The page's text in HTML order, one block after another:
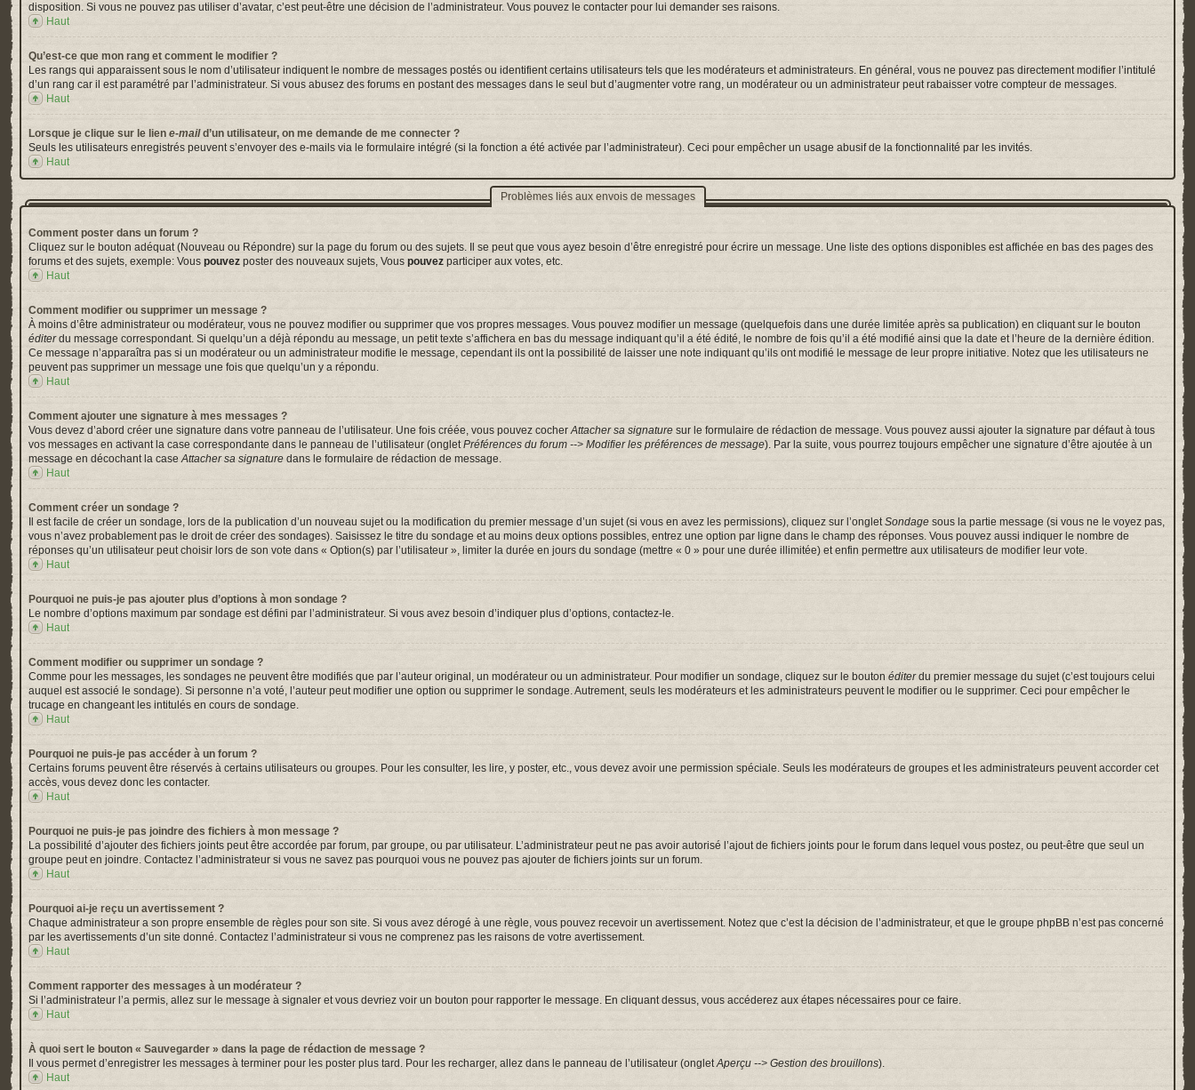
disposition. Si vous ne pouvez pas utiliser d’avatar, c’est peut-être une décision de l’administrateur. Vous pouvez le contacter pour lui demander ses raisons.
Haut
Qu’est-ce que mon rang et comment le modifier ?
Les rangs qui apparaissent sous le nom d’utilisateur indiquent le nombre de messages postés ou identifient certains utilisateurs tels que les modérateurs et administrateurs. En général, vous ne pouvez pas directement modifier l’intitulé
d’un rang car il est paramétré par l’administrateur. Si vous abusez des forums en postant des messages dans le seul but d’augmenter votre rang, un modérateur ou un administrateur peut rabaisser votre compteur de messages.
Haut
Lorsque je clique sur le lien e-maild’un utilisateur, on me demande de me connecter ?
Seuls les utilisateurs enregistrés peuvent s’envoyer des e-mails via le formulaire intégré (si la fonction a été activée par l’administrateur). Ceci pour empêcher un usage abusif de la fonctionnalité par les invités.
Haut
Problèmes liés aux envois de messages
Comment poster dans un forum ?
Cliquez sur le bouton adéquat (Nouveau ou Répondre) sur la page du forum ou des sujets. Il se peut que vous ayez besoin d’être enregistré pour écrire un message. Une liste des options disponibles est affichée en bas des pages des
forums et des sujets, exemple: Vous pouvez poster des nouveaux sujets, Vous pouvez participer aux votes, etc.
Haut
Comment modifier ou supprimer un message ?
À moins d’être administrateur ou modérateur, vous ne pouvez modifier ou supprimer que vos propres messages. Vous pouvez modifier un message (quelquefois dans une durée limitée après sa publication) en cliquant sur le bouton
éditerdu message correspondant. Si quelqu’un a déjà répondu au message, un petit texte s’affichera en bas du message indiquant qu’il a été édité, le nombre de fois qu’il a été modifié ainsi que la date et l’heure de la dernière édition.
Ce message n’apparaîtra pas si un modérateur ou un administrateur modifie le message, cependant ils ont la possibilité de laisser une note indiquant qu’ils ont modifié le message de leur propre initiative. Notez que les utilisateurs ne
peuvent pas supprimer un message une fois que quelqu’un y a répondu.
Haut
Comment ajouter une signature à mes messages ?
Vous devez d’abord créer une signature dans votre panneau de l’utilisateur. Une fois créée, vous pouvez cocherAttacher sa signature sur le formulaire de rédaction de message. Vous pouvez aussi ajouter la signature par défaut à tous
vos messages en activant la case correspondante dans le panneau de l’utilisateur (ongletPréférences du forum --> Modifier les préférences de message). Par la suite, vous pourrez toujours empêcher une signature d’être ajoutée à un
message en décochant la caseAttacher sa signature dans le formulaire de rédaction de message.
Haut
Comment créer un sondage ?
Il est facile de créer un sondage, lors de la publication d’un nouveau sujet ou la modification du premier message d’un sujet (si vous en avez les permissions), cliquez sur l’ongletSondage sous la partie message (si vous ne le voyez pas,
vous n’avez probablement pas le droit de créer des sondages). Saisissez le titre du sondage et au moins deux options possibles, entrez une option par ligne dans le champ des réponses. Vous pouvez aussi indiquer le nombre de
réponses qu’un utilisateur peut choisir lors de son vote dans « Option(s) par l’utilisateur », limiter la durée en jours du sondage (mettre « 0 » pour une durée illimitée) et enfin permettre aux utilisateurs de modifier leur vote.
Haut
Pourquoi ne puis-je pas ajouter plus d’options à mon sondage ?
Le nombre d’options maximum par sondage est défini par l’administrateur. Si vous avez besoin d’indiquer plus d’options, contactez-le.
Haut
Comment modifier ou supprimer un sondage ?
Comme pour les messages, les sondages ne peuvent être modifiés que par l’auteur original, un modérateur ou un administrateur. Pour modifier un sondage, cliquez sur le bouton éditerdu premier message du sujet (c’est toujours celui
auquel est associé le sondage). Si personne n’a voté, l’auteur peut modifier une option ou supprimer le sondage. Autrement, seuls les modérateurs et les administrateurs peuvent le modifier ou le supprimer. Ceci pour empêcher le
trucage en changeant les intitulés en cours de sondage.
Haut
Pourquoi ne puis-je pas accéder à un forum ?
Certains forums peuvent être réservés à certains utilisateurs ou groupes. Pour les consulter, les lire, y poster, etc., vous devez avoir une permission spéciale. Seuls les modérateurs de groupes et les administrateurs peuvent accorder cet
accès, vous devez donc les contacter.
Haut
Pourquoi ne puis-je pas joindre des fichiers à mon message ?
La possibilité d’ajouter des fichiers joints peut être accordée par forum, par groupe, ou par utilisateur. L’administrateur peut ne pas avoir autorisé l’ajout de fichiers joints pour le forum dans lequel vous postez, ou peut-être que seul un
groupe peut en joindre. Contactez l’administrateur si vous ne savez pas pourquoi vous ne pouvez pas ajouter de fichiers joints sur un forum.
Haut
Pourquoi ai-je reçu un avertissement ?
Chaque administrateur a son propre ensemble de règles pour son site. Si vous avez dérogé à une règle, vous pouvez recevoir un avertissement. Notez que c’est la décision de l’administrateur, et que le groupe phpBB n’est pas concerné
par les avertissements d’un site donné. Contactez l’administrateur si vous ne comprenez pas les raisons de votre avertissement.
Haut
Comment rapporter des messages à un modérateur ?
Si l’administrateur l’a permis, allez sur le message à signaler et vous devriez voir un bouton pour rapporter le message. En cliquant dessus, vous accéderez aux étapes nécessaires pour ce faire.
Haut
À quoi sert le bouton « Sauvegarder » dans la page de rédaction de message ?
Il vous permet d’enregistrer les messages à terminer pour les poster plus tard. Pour les recharger, allez dans le panneau de l’utilisateur (ongletAperçu --> Gestion des brouillons).
Haut